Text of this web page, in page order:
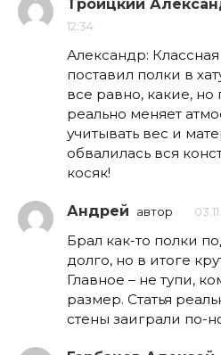
Троицкий
12:34
Александр: Классная
поставил полки в
все равно, какие, но
реально меняет
учитывать вес и
обвалилась вся
косяк!
Андрей автор
Брал как-то полки
долго, но в итоге
Главное – не тупи,
размер. Статья
стены заиграли по-